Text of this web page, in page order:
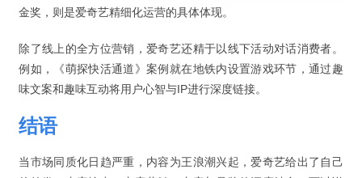
金奖，则是爱奇艺精细化运营的具体体现。
除了线上的全方位营销，爱奇艺还精于以线下活动对话消费者。
例如，《萌探快活通道》案例就在地铁内设置游戏环节，通过趣
味文案和趣味互动将用户心智与IP进行深度链接。
结语
当市场同质化日趋严重，内容为王浪潮兴起，爱奇艺给出了自己